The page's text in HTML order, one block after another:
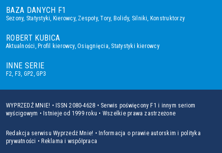
BAZA DANYCH F1
Sezony, Statystyki, Kierowcy, Zespoły,Tory, Bolidy, Silniki, Konstruktorzy
ROBERT KUBICA
Aktualności, Profil kierowcy,Osiągnięcia, Statystyki kierowcy
INNE SERIE
F2, F3, GP2,GP3
WYPRZEDŹ MNIE! • ISSN 2080-4628 • Serwis poświęcony F1 i innym seriom
wyścigowym • Istnieje od 1999 roku • Wszelkie prawa zastrzeżone
Redakcja serwisu Wyprzedź Mnie! • Informacja o prawie autorskim i polityka
prywatności • Reklama i współpraca